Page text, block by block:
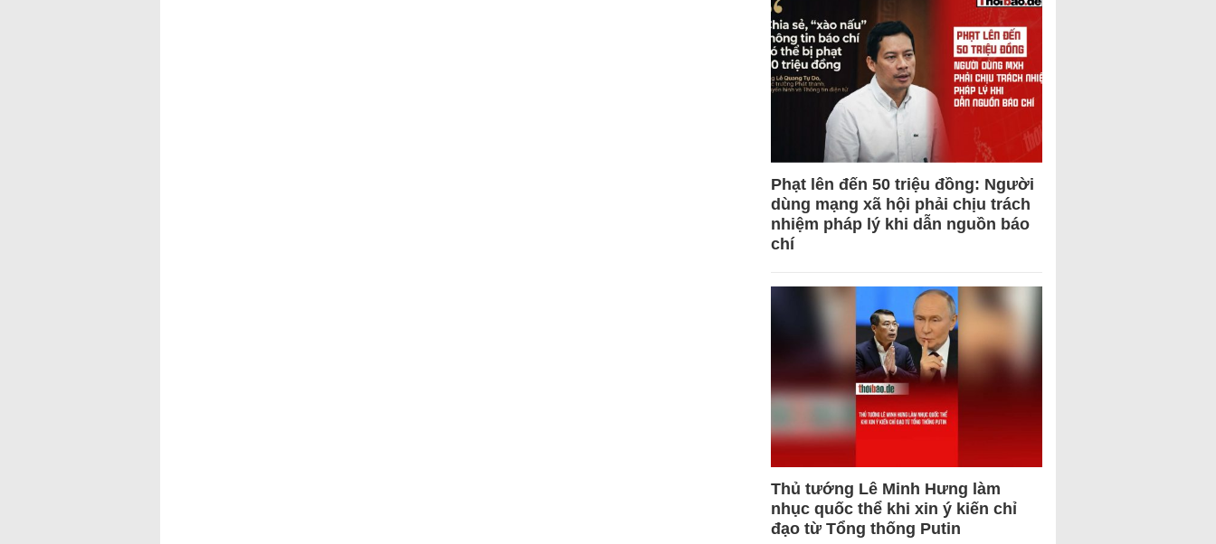
Phạt lên đến 50 triệu đồng: Người
dùng mạng xã hội phải chịu trách
nhiệm pháp lý khi dẫn nguồn báo
chí
Thủ tướng Lê Minh Hưng làm
nhục quốc thể khi xin ý kiến chỉ
đạo từ Tổng thống Putin